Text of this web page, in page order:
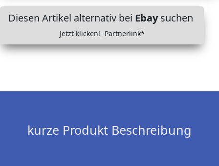
Diesen Artikel alternativ bei Ebaysuchen
Jetzt klicken!- Partnerlink*
kurze Produkt Beschreibung